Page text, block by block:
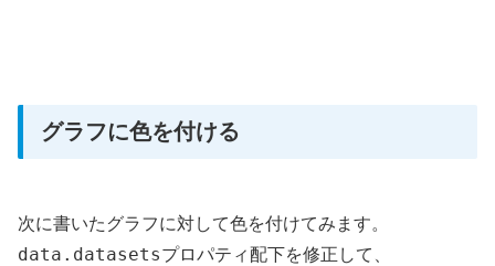
グラフに色を付ける
次に書いたグラフに対して色を付けてみます。
data.datasetsプロパティ配下を修正して、